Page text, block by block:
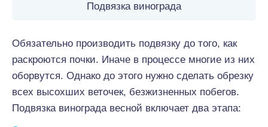
Подвязка винограда
Обязательно производить подвязку до того, как
раскроются почки. Иначе в процессе многие из них
оборвутся. Однако до этого нужно сделать обрезку
всех высохших веточек, безжизненных побегов.
Подвязка винограда весной включает два этапа: